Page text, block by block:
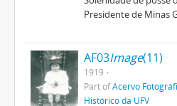
Presidente de Minas
AF03Image(11)
1919
Part ofAcervo
Histórico da UFV